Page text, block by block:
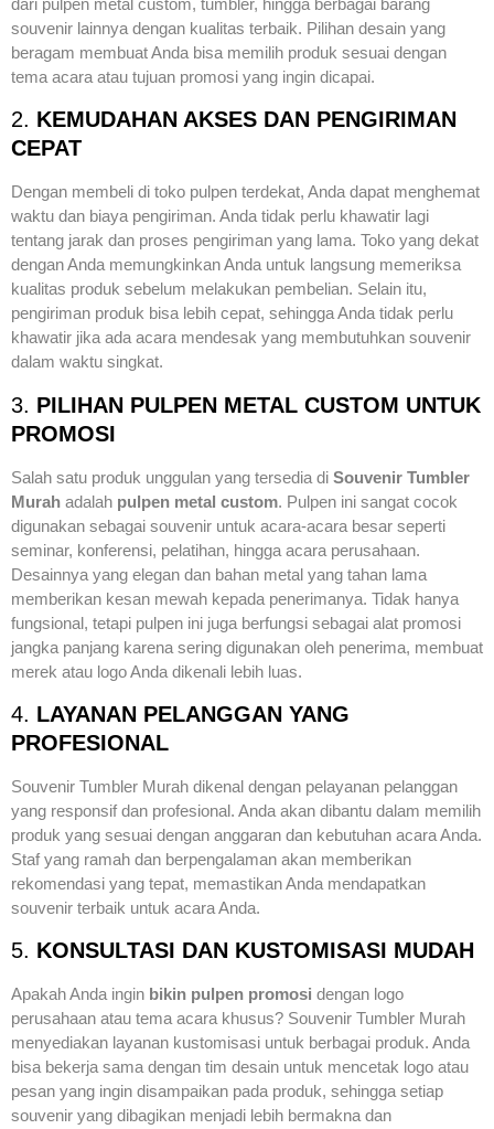
souvenir lainnya dengan kualitas terbaik. Pilihan desain yang
beragam membuat Anda bisa memilih produk sesuai dengan
tema acara atau tujuan promosi yang ingin dicapai.
2. KEMUDAHAN AKSES DAN PENGIRIMAN
CEPAT
Dengan membeli di toko pulpen terdekat, Anda dapat menghemat
waktu dan biaya pengiriman. Anda tidak perlu khawatir lagi
tentang jarak dan proses pengiriman yang lama. Toko yang dekat
dengan Anda memungkinkan Anda untuk langsung memeriksa
kualitas produk sebelum melakukan pembelian. Selain itu,
pengiriman produk bisa lebih cepat, sehingga Anda tidak perlu
khawatir jika ada acara mendesak yang membutuhkan souvenir
dalam waktu singkat.
3. PILIHAN PULPEN METAL CUSTOM UNTUK
PROMOSI
Salah satu produk unggulan yang tersedia di Souvenir Tumbler
Murah adalah pulpen metal custom. Pulpen ini sangat cocok
digunakan sebagai souvenir untuk acara-acara besar seperti
seminar, konferensi, pelatihan, hingga acara perusahaan.
Desainnya yang elegan dan bahan metal yang tahan lama
memberikan kesan mewah kepada penerimanya. Tidak hanya
fungsional, tetapi pulpen ini juga berfungsi sebagai alat promosi
jangka panjang karena sering digunakan oleh penerima, membuat
merek atau logo Anda dikenali lebih luas.
4. LAYANAN PELANGGAN YANG
PROFESIONAL
Souvenir Tumbler Murah dikenal dengan pelayanan pelanggan
yang responsif dan profesional. Anda akan dibantu dalam memilih
produk yang sesuai dengan anggaran dan kebutuhan acara Anda.
Staf yang ramah dan berpengalaman akan memberikan
rekomendasi yang tepat, memastikan Anda mendapatkan
souvenir terbaik untuk acara Anda.
5. KONSULTASI DAN KUSTOMISASI MUDAH
Apakah Anda ingin bikin pulpen promosi dengan logo
perusahaan atau tema acara khusus? Souvenir Tumbler Murah
menyediakan layanan kustomisasi untuk berbagai produk. Anda
bisa bekerja sama dengan tim desain untuk mencetak logo atau
pesan yang ingin disampaikan pada produk, sehingga setiap
souvenir yang dibagikan menjadi lebih bermakna dan